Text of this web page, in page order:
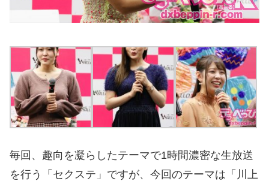
毎回、趣向を凝らしたテーマで1時間濃密な生放送
を行う「セクステ」ですが、今回のテーマは「川上